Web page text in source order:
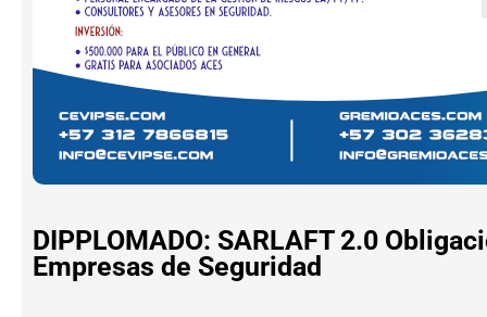
DIPPLOMADO: SARLAFT 2.0
Empresas de Seguridad